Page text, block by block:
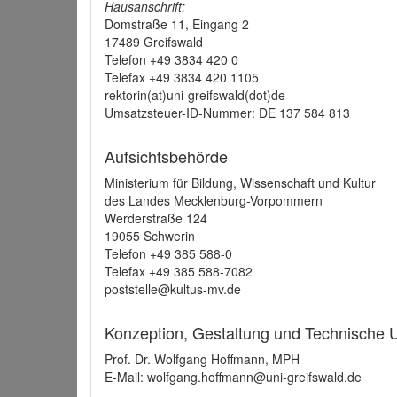
Hausanschrift:
Domstraße 11, Eingang 2
17489 Greifswald
Telefon +49 3834 420 0
Telefax +49 3834 420 1105
rektorin(at)uni-greifswald(dot)de
Umsatzsteuer-ID-Nummer: DE 137 584 813
Aufsichtsbehörde
Ministerium für Bildung, Wissenschaft und Kultur
des Landes Mecklenburg-Vorpommern
Werderstraße 124
19055 Schwerin
Telefon +49 385 588-0
Telefax +49 385 588-7082
poststelle@kultus-mv.de
Konzeption, Gestaltung und Technische
Prof. Dr. Wolfgang Hoffmann, MPH
E-Mail: wolfgang.hoffmann@uni-greifswald.de